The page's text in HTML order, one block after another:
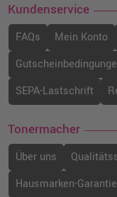
Kundenservice
FAQs Mein Konto
SEPA-Lastschrift
Tonermacher
Über uns
Hausmarken-Garantie